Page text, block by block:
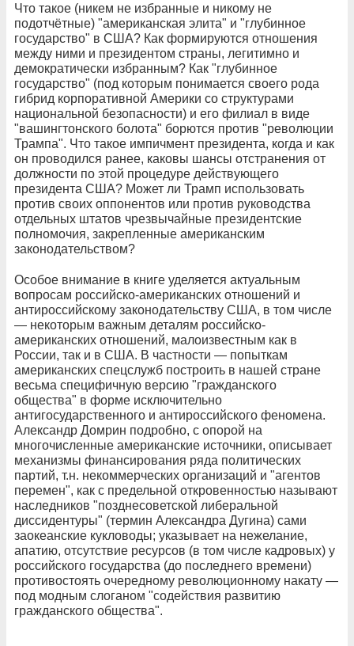
Что такое (никем не избранные и никому не
подотчётные) "американская элита" и "глубинное
государство" в США? Как формируются отношения
между ними и президентом страны, легитимно и
демократически избранным? Как "глубинное
государство" (под которым понимается своего рода
гибрид корпоративной Америки со структурами
национальной безопасности) и его филиал в виде
"вашингтонского болота" борются против "революции
Трампа". Что такое импичмент президента, когда и как
он проводился ранее, каковы шансы отстранения от
должности по этой процедуре действующего
президента США? Может ли Трамп использовать
против своих оппонентов или против руководства
отдельных штатов чрезвычайные президентские
полномочия, закрепленные американским
законодательством?
Особое внимание в книге уделяется актуальным
вопросам российско-американских отношений и
антироссийскому законодательству США, в том числе
— некоторым важным деталям российско-
американских отношений, малоизвестным как в
России, так и в США. В частности — попыткам
американских спецслужб построить в нашей стране
весьма специфичную версию "гражданского
общества" в форме исключительно
антигосударственного и антироссийского феномена.
Александр Домрин подробно, с опорой на
многочисленные американские источники, описывает
механизмы финансирования ряда политических
партий, т.н. некоммерческих организаций и "агентов
перемен", как с предельной откровенностью называют
наследников "позднесоветской либеральной
диссидентуры" (термин Александра Дугина) сами
заокеанские кукловоды; указывает на нежелание,
апатию, отсутствие ресурсов (в том числе кадровых) у
российского государства (до последнего времени)
противостоять очередному революционному накату —
под модным слоганом "содействия развитию
гражданского общества".